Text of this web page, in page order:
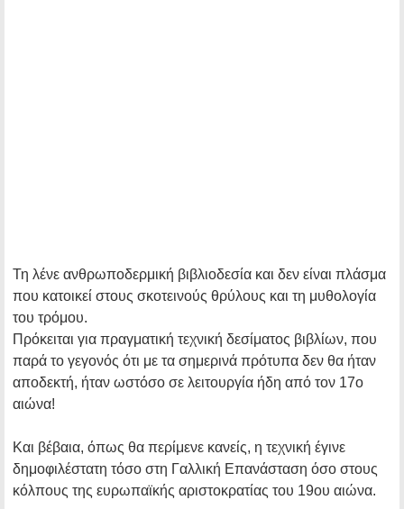
Τη λένε ανθρωποδερμική βιβλιοδεσία και δεν είναι πλάσμα
που κατοικεί στους σκοτεινούς θρύλους και τη μυθολογία
του τρόμου.
Πρόκειται για πραγματική τεχνική δεσίματος βιβλίων, που
παρά το γεγονός ότι με τα σημερινά πρότυπα δεν θα ήταν
αποδεκτή, ήταν ωστόσο σε λειτουργία ήδη από τον 17ο
αιώνα!
Και βέβαια, όπως θα περίμενε κανείς, η τεχνική έγινε
δημοφιλέστατη τόσο στη Γαλλική Επανάσταση όσο στους
κόλπους της ευρωπαϊκής αριστοκρατίας του 19ου αιώνα.